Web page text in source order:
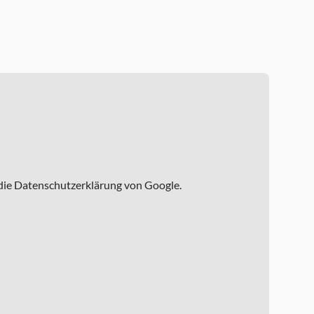
Datenschutzerklärung von Google.